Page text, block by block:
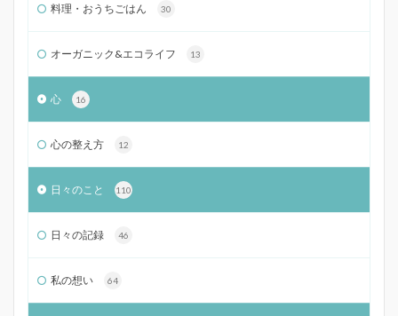
料理・おうちごはん 30
オーガニック&エコライフ 13
心 16
心の整え方 12
日々のこと 110
日々の記録 46
私の想い 64